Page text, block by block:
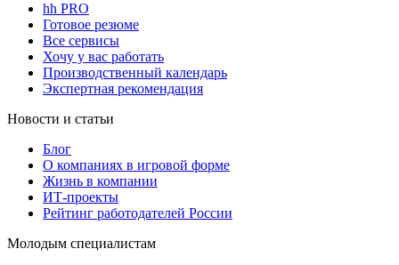
hh PRO
Готовое резюме
Все сервисы
Хочу у вас работать
Производственный календарь
Экспертная рекомендация
Новости и статьи
Блог
О компаниях в игровой форме
Жизнь в компании
ИТ-проекты
Рейтинг работодателей России
Молодым специалистам